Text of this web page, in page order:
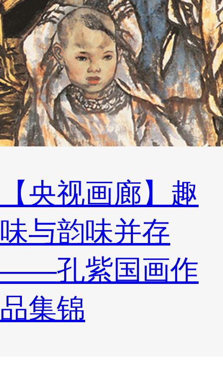
【央视画廊】趣
味与韵味并存
——孔紫国画作
品集锦